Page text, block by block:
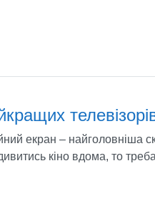
екран – найголовніша
кіно вдома, то